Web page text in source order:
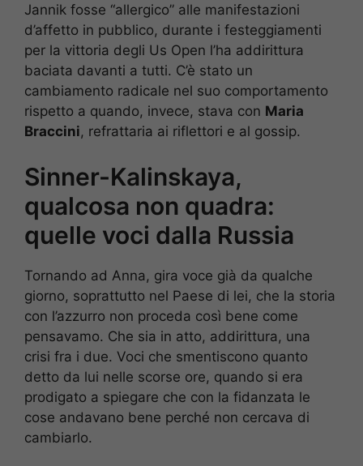
Jannik fosse “allergico” alle manifestazioni
d’affetto in pubblico, durante i festeggiamenti
per la vittoria degli Us Open l’ha addirittura
baciata davanti a tutti. C’è stato un
cambiamento radicale nel suo comportamento
rispetto a quando, invece, stava con Maria
Braccini, refrattaria ai riflettori e al gossip.
Sinner-Kalinskaya,
qualcosa non quadra:
quelle voci dalla Russia
Tornando ad Anna, gira voce già da qualche
giorno, soprattutto nel Paese di lei, che la storia
con l’azzurro non proceda così bene come
pensavamo. Che sia in atto, addirittura, una
crisi fra i due. Voci che smentiscono quanto
detto da lui nelle scorse ore, quando si era
prodigato a spiegare che con la fidanzata le
cose andavano bene perché non cercava di
cambiarlo.